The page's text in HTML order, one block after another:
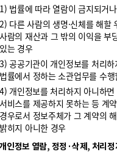
1) 법률에 따라 열람이 금지되거
2) 다른 사람의 생명·신체를 해할
사람의 재산과 그 밖의 이익을 부
있는 경우
3) 공공기관이 개인정보를 처리
법률에서 정하는 소관업무를 수
4) 개인정보를 처리하지 아니하
서비스를 제공하지 못하는 등 계
경우로서 정보주체가 그 계약의
밝히지 아니한 경우
인정보 열람, 정정·삭제, 처리정